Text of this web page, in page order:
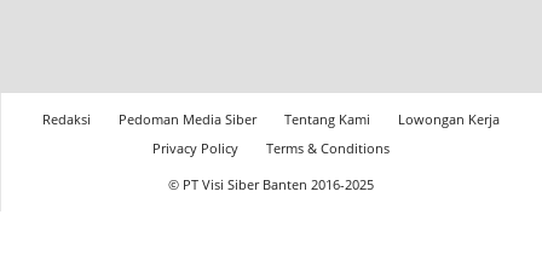
Redaksi Pedoman Media Siber Tentang Kami
Lowongan Kerja
Privacy Policy
Terms & Conditions
© PT Visi Siber Banten 2016-2025